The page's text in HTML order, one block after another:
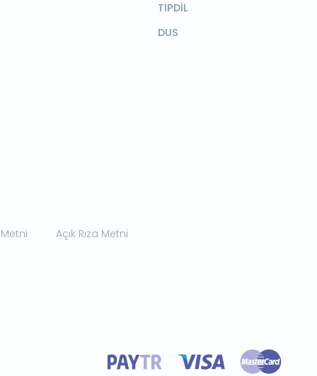
TIPDİL
DUS
Açık Rıza Metni